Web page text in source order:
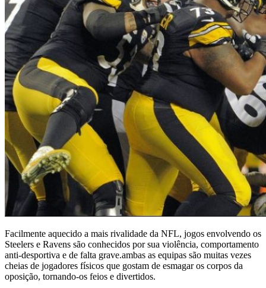
Facilmente aquecido a mais rivalidade da NFL, jogos envolvendo os
Steelers e Ravens são conhecidos por sua violência, comportamento
anti-desportiva e de falta grave.ambas as equipas são muitas vezes
cheias de jogadores físicos que gostam de esmagar os corpos da
oposição, tornando-os feios e divertidos.